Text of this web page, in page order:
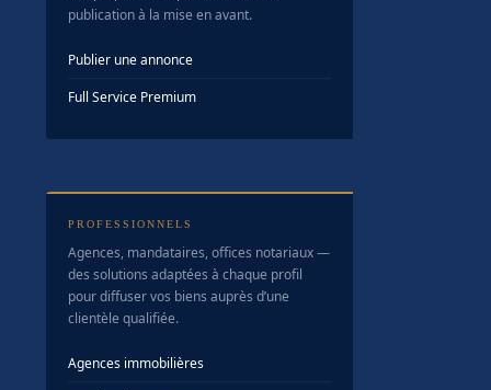
publication à la mise en avant.
Publier une annonce
Full Service Premium
PROFESSIONNELS
Agences, mandataires, offices notariaux —
des solutions adaptées à chaque profil
pour diffuser vos biens auprès d’une
clientèle qualifiée.
Agences immobilières